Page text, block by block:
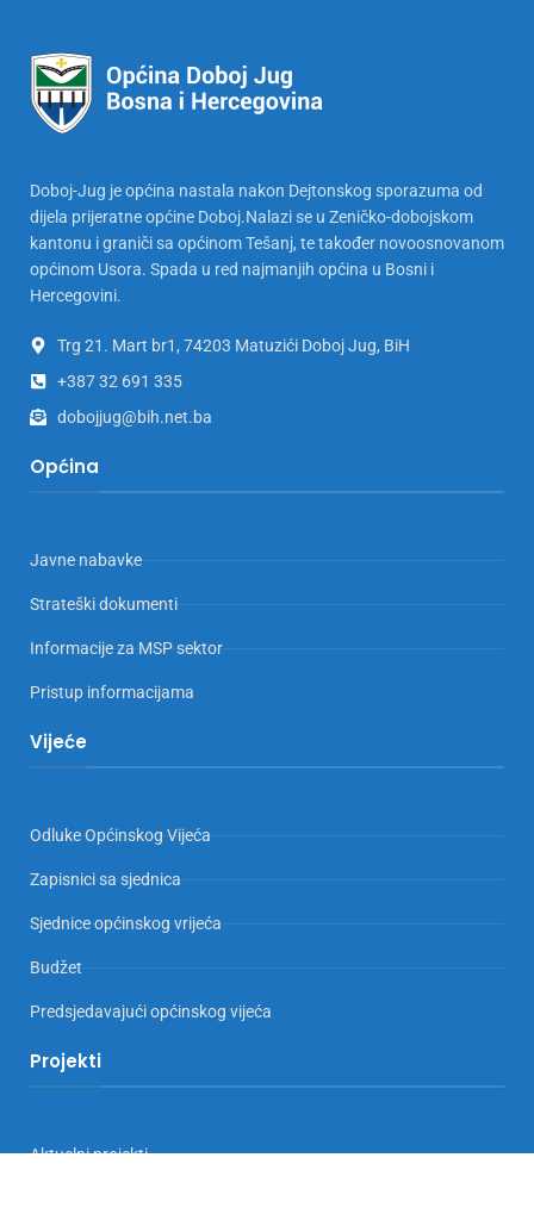
Doboj-Jug je općina nastala nakon Dejtonskog sporazuma od
dijela prijeratne općine Doboj.Nalazi se u Zeničko-dobojskom
kantonu i graniči sa općinom Tešanj, te također novoosnovanom
općinom Usora. Spada u red najmanjih općina u Bosni i
Hercegovini.
Trg 21. Mart br1, 74203 Matuzići Doboj Jug, BiH
+387 32 691 335
dobojjug@bih.net.ba
Općina
Javne nabavke
Strateški dokumenti
Informacije za MSP sektor
Pristup informacijama
Vijeće
Odluke Općinskog Vijeća
Zapisnici sa sjednica
Sjednice općinskog vrijeća
Budžet
Predsjedavajući općinskog vijeća
Projekti
Aktuelni projekti